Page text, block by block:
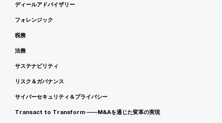
ディールアドバイザリー
フォレンジック
税務
法務
サステナビリティ
リスク＆ガバナンス
サイバーセキュリティ＆プライバシー
Transact to Transform ――M&Aを通じた変革の実現